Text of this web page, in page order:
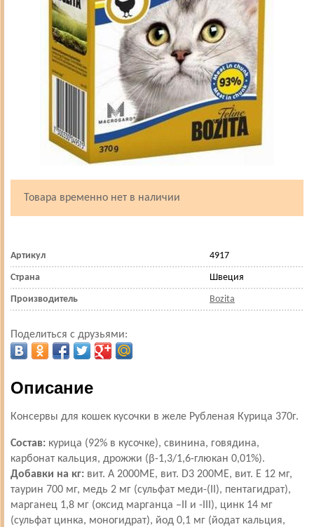
Товара временно нет в наличии
Артикул 4917
Страна Швеция
Производитель Bozita
Поделиться с друзьями:
Описание
Консервы для кошек кусочки в желе Рубленая Курица 370г.
Состав: курица (92% в кусочке), свинина, говядина,
карбонат кальция, дрожжи (β-1,3/1,6-глюкан 0,01%).
Добавки на кг: вит. А 2000МЕ, вит. D3 200МЕ, вит. Е 12 мг,
таурин 700 мг, медь 2 мг (сульфат меди-(II), пентагидрат),
марганец 1,8 мг (оксид марганца –II и -III), цинк 14 мг
(сульфат цинка, моногидрат), йод 0,1 мг (йодат кальция,